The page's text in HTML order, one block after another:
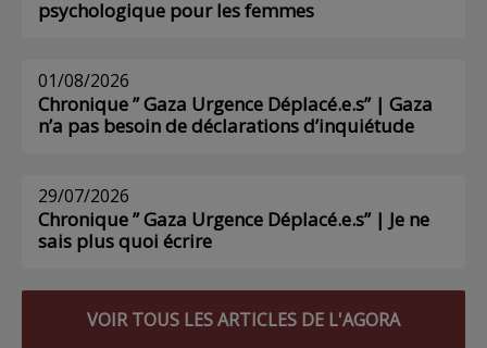
psychologique pour les femmes
01/08/2026
Chronique ” Gaza Urgence Déplacé.e.s” | Gaza
n’a pas besoin de déclarations d’inquiétude
29/07/2026
Chronique ” Gaza Urgence Déplacé.e.s” | Je ne
sais plus quoi écrire
VOIR TOUS LES ARTICLES DE L'AGORA